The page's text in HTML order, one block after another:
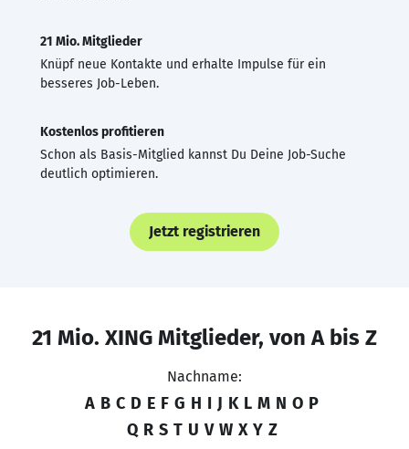
21 Mio. Mitglieder
Knüpf neue Kontakte und erhalte Impulse für ein
besseres Job-Leben.
Kostenlos profitieren
Schon als Basis-Mitglied kannst Du Deine Job-Suche
deutlich optimieren.
Jetzt registrieren
21 Mio. XING Mitglieder, von A bis Z
Nachname:
A B C D E F G H I J K L M N O P
Q R S T U V W X Y Z